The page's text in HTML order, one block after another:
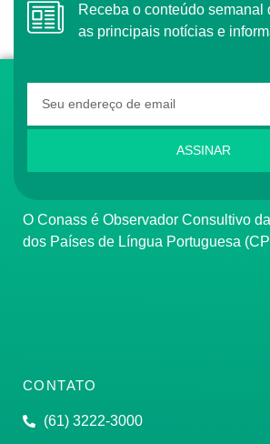
Receba o conteúdo semanal do Conass com
as principais notícias e
ASSINAR
O Conass é Observador Consultivo da Comunidade
dos Países de Língua Portuguesa
CONTATO
(61) 3222-3000